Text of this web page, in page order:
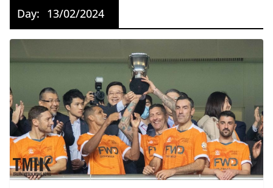
Day: 13/02/2024